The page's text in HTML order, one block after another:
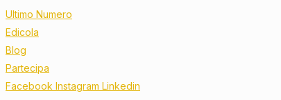
Ultimo Numero
Edicola
Blog
Partecipa
Facebook Instagram Linkedin